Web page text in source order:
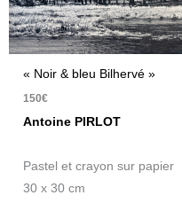
« Noir & bleu Bilhervé »
150€
Antoine PIRLOT
Pastel et crayon sur papier
30 x 30 cm